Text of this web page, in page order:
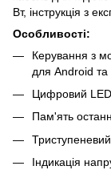
Вт, інструкція з
Особливості:
Керування з
для Android та
Цифровий
Пам'ять
Індикація